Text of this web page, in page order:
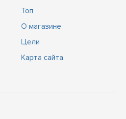
Топ
О магазине
Цели
Карта сайта